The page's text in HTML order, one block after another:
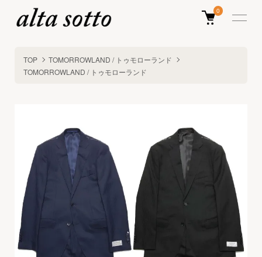
0
TOP
TOMORROWLAND / トゥモローランド
TOMORROWLAND / トゥモローランド